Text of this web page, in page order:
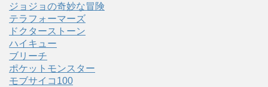
ジョジョの奇妙な冒険
テラフォーマーズ
ドクターストーン
ハイキュー
ブリーチ
ポケットモンスター
モブサイコ100